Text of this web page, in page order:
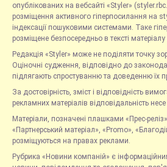
опублікованих на вебсайті «Styler»
розміщення активного гіперпосилання на
індексації пошуковими системами. Таке
розміщене безпосередньо в тексті
Редакція «Styler» може не поділяти точку
Оціночні судження, відповідно до
підлягають спростуванню та доведенню їх
За достовірність, зміст і відповідність
рекламних матеріалів відповідальність
Матеріали, позначені плашками «Прес-
«Партнерський матеріал», «Promo»,
розміщуються на правах реклами.
Рубрика «Новини компаній» є